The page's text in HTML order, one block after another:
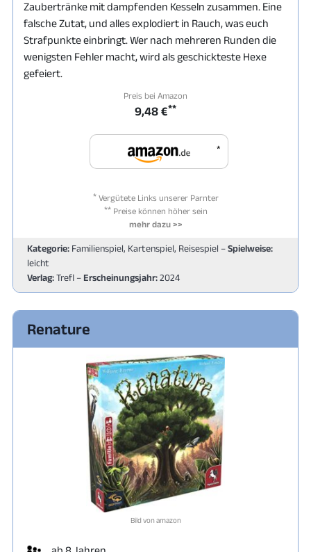
Zaubertränke mit dampfenden Kesseln zusammen. Eine
falsche Zutat, und alles explodiert in Rauch, was euch
Strafpunkte einbringt. Wer nach mehreren Runden die
wenigsten Fehler macht, wird als geschickteste Hexe
gefeiert.
Preis bei Amazon
9,48 €**
*
*Vergütete Links unserer Parnter
**Preise können höher sein
mehr dazu >>
Kategorie: Familienspiel, Kartenspiel, Reisespiel –Spielweise:
leicht
Verlag:Trefl – Erscheinungsjahr:2024
Renature
Bild von amazon